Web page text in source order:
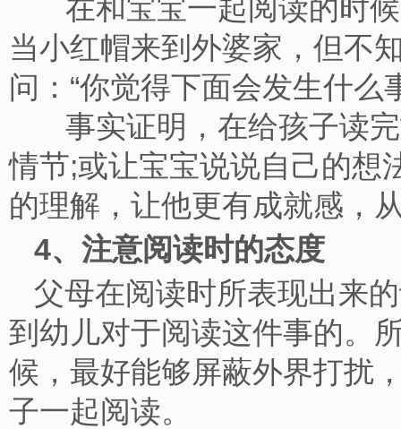
在和宝宝一起阅读的时候
当小红帽来到外婆家，但不
问：“你觉得下面会发生
事实证明，在给孩子读完
情节;或让宝宝说说自己的想
的理解，让他更有成就感
4、注意阅读时的态度
父母在阅读时所表现出来
到幼儿对于阅读这件事的。
候，最好能够屏蔽外界打扰
子一起阅读。